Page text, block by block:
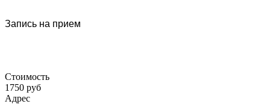
Запись на прием
Стоимость
1750 руб
Адрес